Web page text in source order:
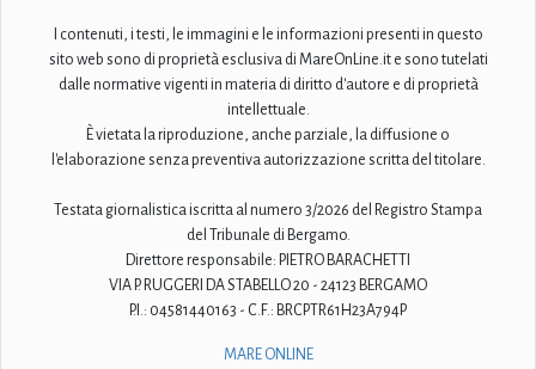
I contenuti, i testi, le immagini e le informazioni presenti in questo
sito web sono di proprietà esclusiva di MareOnLine.it e sono tutelati
dalle normative vigenti in materia di diritto d'autore e di proprietà
intellettuale.
È vietata la riproduzione, anche parziale, la diffusione o
l'elaborazione senza preventiva autorizzazione scritta del titolare.
Testata giornalistica iscritta al numero 3/2026 del Registro Stampa
del Tribunale di Bergamo.
Direttore responsabile: PIETRO BARACHETTI
VIA P. RUGGERI DA STABELLO 20 - 24123 BERGAMO
P.I.: 04581440163 - C.F.: BRCPTR61H23A794P
MARE ONLINE